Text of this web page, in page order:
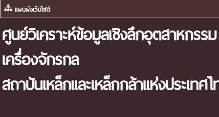
ศูนย์วิเคราะห์ข้อมูลเชิงลึกอุตสาหกรรม
เครื่องจักรกล
สถาบันเหล็กและเหล็กกล้าแห่งประเทศ